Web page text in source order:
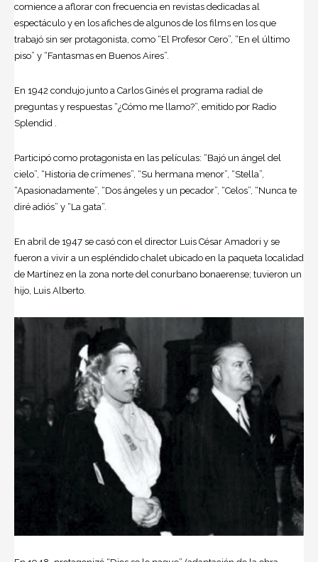
comience a aflorar con frecuencia en revistas dedicadas al
espectáculo y en los afiches de algunos de los films en los que
trabajó sin ser protagonista, como “El Profesor Cero”, “En el último
piso” y “Fantasmas en Buenos Aires”.
En 1942 condujo junto a Carlos Ginés el programa radial de
preguntas y respuestas “¿Cómo me llamo?”, emitido por Radio
Splendid .
Participó como protagonista en las películas: “Bajó un ángel del
cielo”, “Historia de crímenes”, “Su hermana menor”, “Stella”,
“Apasionadamente”, “Dos ángeles y un pecador”, “Celos”, “Nunca te
diré adiós” y “La gata”.
En abril de 1947 se casó con el director Luis César Amadori y se
fueron a vivir a un espléndido chalet ubicado en la paqueta localidad
de Martínez en la zona norte del conurbano bonaerense; tuvieron un
hijo, Luis Alberto.